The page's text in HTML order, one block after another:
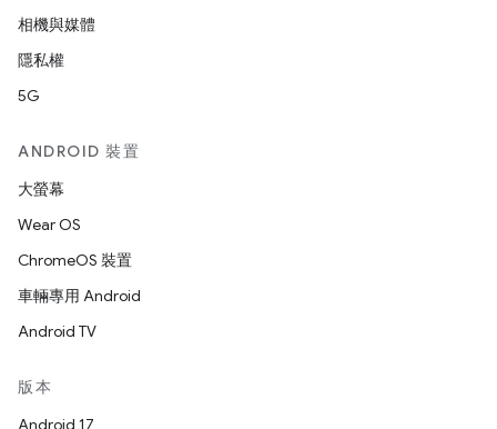
相機與媒體
隱私權
5G
ANDROID 裝置
大螢幕
Wear OS
ChromeOS 裝置
車輛專用 Android
Android TV
版本
Android 17